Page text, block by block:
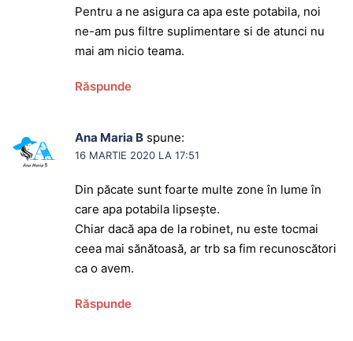
Pentru a ne asigura ca apa este potabila, noi
ne-am pus filtre suplimentare si de atunci nu
mai am nicio teama.
Răspunde
Ana Maria B spune:
16 MARTIE 2020 LA 17:51
Din păcate sunt foarte multe zone în lume în
care apa potabila lipsește.
Chiar dacă apa de la robinet, nu este tocmai
ceea mai sănătoasă, ar trb sa fim recunoscători
ca o avem.
Răspunde